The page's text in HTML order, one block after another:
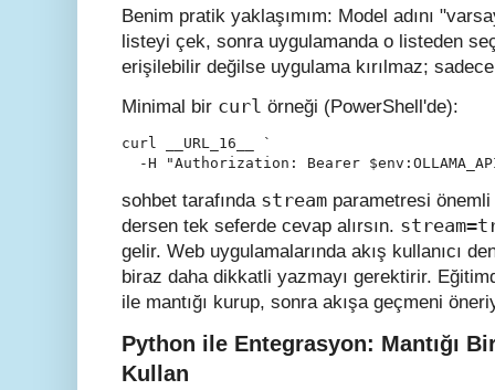
Benim pratik yaklaşımım: Model adını
listeyi çek, sonra uygulamanda o listeden
erişilebilir değilse uygulama kırılmaz;
Minimal bir curl örneği (PowerShell'de):
curl __URL_16__ `
-H "Authorization: Bearer
sohbet tarafında stream parametresi
dersen tek seferde cevap alırsın.
gelir. Web uygulamalarında akış kullanıcı
biraz daha dikkatli yazmayı gerektirir.
ile mantığı kurup, sonra akışa geçmeni
Python ile Entegrasyon: Mantığı
Kullan